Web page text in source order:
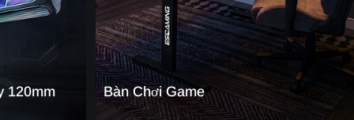
120mm Bàn Chơi Game